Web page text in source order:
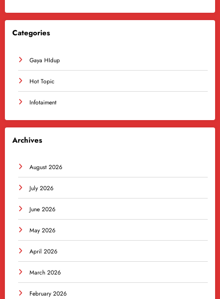
Categories
Gaya HIdup
Hot Topic
Infotaiment
Archives
August 2026
July 2026
June 2026
May 2026
April 2026
March 2026
February 2026